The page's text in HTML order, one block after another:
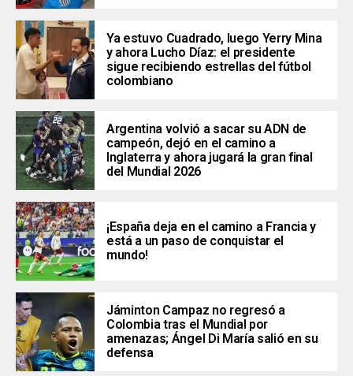
Ya estuvo Cuadrado, luego Yerry Mina
y ahora Lucho Díaz: el presidente
sigue recibiendo estrellas del fútbol
colombiano
Argentina volvió a sacar su ADN de
campeón, dejó en el camino a
Inglaterra y ahora jugará la gran final
del Mundial 2026
¡España deja en el camino a Francia y
está a un paso de conquistar el
mundo!
Jáminton Campaz no regresó a
Colombia tras el Mundial por
amenazas; Ángel Di María salió en su
defensa